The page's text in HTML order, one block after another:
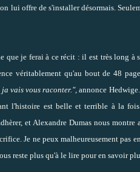
lui offre de s'installer désormais.
je ferai à ce récit : il est très long à
véritablement qu'au bout de 48
vais vous raconter.", annonce
l'histoire est belle et terrible à la
et Alexandre Dumas nous montre
Je ne peux malheureusement pas
reste plus qu'à le lire pour en savoir